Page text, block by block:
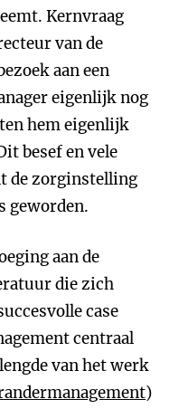
Kernvraag
van de
aan een
eigenlijk nog
hem eigenlijk
besef en vele
de zorginstelling
geworden.
aan de
die zich
case
centraal
van het werk
)